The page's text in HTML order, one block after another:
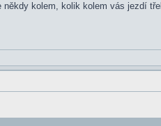
kolem, kolik kolem vás jezdí